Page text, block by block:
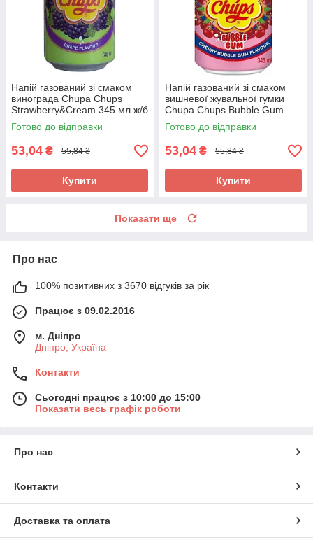
Напій газований зі смаком
винограда Chupa Chups
Strawberry&Cream 345 мл ж/б
Корея
Готово до відправки
53,04 ₴ 55,84 ₴
Купити
Напій газований зі смаком
вишневої жувальної гумки
Chupa Chups Bubble Gum
345мл Корея
Готово до відправки
53,04 ₴ 55,84 ₴
Купити
Показати ще
Про нас
100% позитивних з 3670 відгуків за рік
Працює з 09.02.2016
м. Дніпро
Дніпро, Україна
Контакти
Сьогодні працює з 10:00 до 15:00
Показати весь графік роботи
Про нас
Контакти
Доставка та оплата